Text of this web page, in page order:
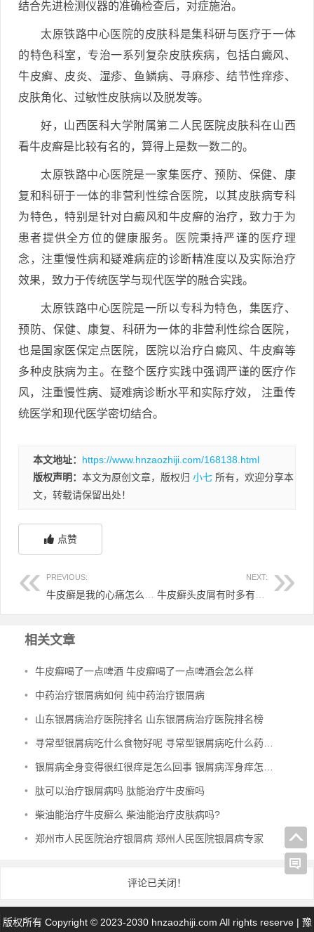
结合先进检测仪器的准确检查后，对症施治。
太原铁路中心医院的皮肤科是集科研与医疗于一体
的特色科室，专治一系列复杂皮肤疾病，包括白癜风、
牛皮癣、皮炎、湿疹、鱼鳞病、寻麻疹、结节性痒疹、
皮肤角化、过敏性皮肤病以及脱发等。
好，山西医科大学附属第二人民医院皮肤科在山西
看牛皮癣是比较有名的，算得上是数一数二的。
太原铁路中心医院是一家集医疗、预防、保健、康
复和科研于一体的非营利性综合医院，以其皮肤病专科
为特色，特别是针对白癜风和牛皮癣的治疗，致力于为
患者提供全方位的健康服务。医院秉持严谨的医疗理
念，注重慢性病和疑难病症的诊断精准度以及实际治疗
效果，致力于传统医学与现代医学的融合实践。
太原铁路中心医院是一所以专科为特色，集医疗、
预防、保健、康复、科研为一体的非营利性综合医院，
也是国家医保定点医院，医院以治疗白癜风、牛皮癣等
多种皮肤病为主。在整个医疗实践中强调严谨的医疗作
风，注重慢性病、疑难病诊断水平和实际疗效， 注重传
统医学和现代医学密切结合。
本文地址： https://www.hnzaozhiji.com/168138.html
版权声明： 本文为原创文章，版权归 小七 所有，欢迎分享本
文，转载请保留出处！
点赞
PREVIOUS: NEXT:
牛皮癣头皮屑有时多有时少 头上牛皮癣越来越多
相关文章
• 牛皮癣喝了一点啤酒 牛皮癣喝了一点啤酒会怎么样
• 中药治疗银屑病如何 纯中药治疗银屑病
• 山东银屑病治疗医院排名 山东银屑病治疗医院排名榜
• 寻常型银屑病吃什么食物好呢 寻常型银屑病吃什么药效果好
• 银屑病全身变得很红很痒是怎么回事 银屑病浑身痒怎么办
• 肽可以治疗银屑病吗 肽能治疗牛皮癣吗
• 柴油能治疗牛皮癣么 柴油能治疗皮肤病吗?
• 郑州市人民医院治疗银屑病 郑州人民医院银屑病专家
评论已关闭！
版权所有 Copyright © 2023-2030 hnzaozhiji.com All rights reserve | 豫